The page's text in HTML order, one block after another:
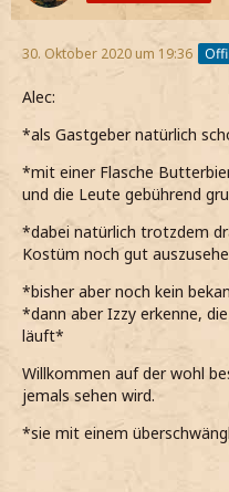
30. Oktober 2020 um 19:36
Alec:
*als Gastgeber natürlich
*mit einer Flasche
und die Leute gebührend
*dabei natürlich trotzdem
Kostüm noch gut
*bisher aber noch kein
*dann aber Izzy erkenne,
läuft*
Willkommen auf der wohl
jemals sehen wird.
*sie mit einem